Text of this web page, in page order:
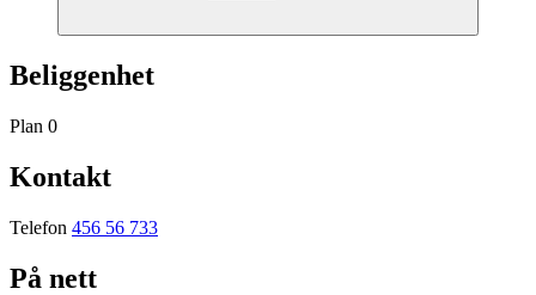
Beliggenhet
Plan 0
Kontakt
Telefon 456 56 733
På nett